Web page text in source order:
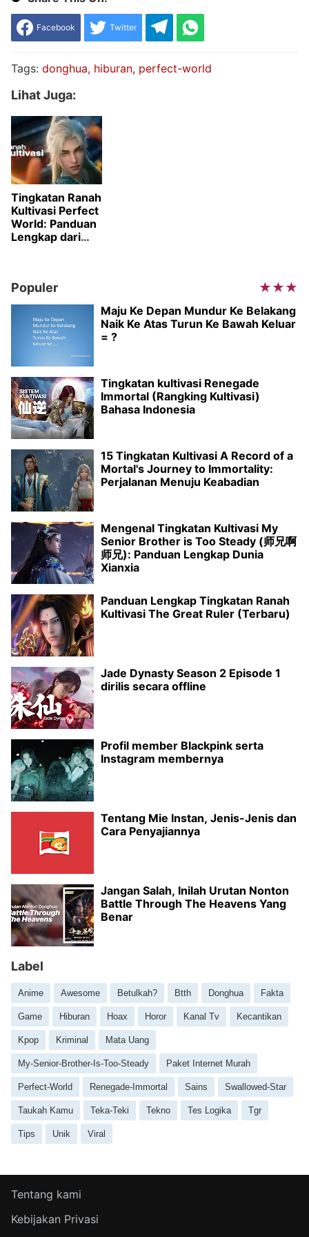
Facebook Twitter
Tags: donghua hiburan perfect-world
Lihat Juga:
Tingkatan Ranah
Kultivasi Perfect
World: Panduan
Lengkap dari
Populer
Maju Ke Depan Mundur Ke Belakang
Naik Ke Atas Turun Ke Bawah Keluar
= ?
Tingkatan kultivasi Renegade
Immortal (Rangking Kultivasi)
Bahasa Indonesia
15 Tingkatan Kultivasi A Record of a
Mortal's Journey to Immortality:
Perjalanan Menuju Keabadian
Mengenal Tingkatan Kultivasi My
Senior Brother is Too Steady (师兄啊
师兄): Panduan Lengkap Dunia
Xianxia
Panduan Lengkap Tingkatan Ranah
Kultivasi The Great Ruler (Terbaru)
Jade Dynasty Season 2 Episode 1
dirilis secara offline
Profil member Blackpink serta
Instagram membernya
Tentang Mie Instan, Jenis-Jenis dan
Cara Penyajiannya
Jangan Salah, Inilah Urutan Nonton
Battle Through The Heavens Yang
Benar
Label
Anime Awesome Betulkah? Btth Donghua Fakta
Game Hiburan Hoax Horor Kanal Tv Kecantikan
Kpop Kriminal Mata Uang
My-Senior-Brother-Is-Too-Steady Paket Internet Murah
Perfect-World Renegade-Immortal Sains Swallowed-Star
Taukah Kamu Teka-Teki Tekno Tes Logika Tgr
Tips Unik Viral
Tentang kami
Kebijakan Privasi